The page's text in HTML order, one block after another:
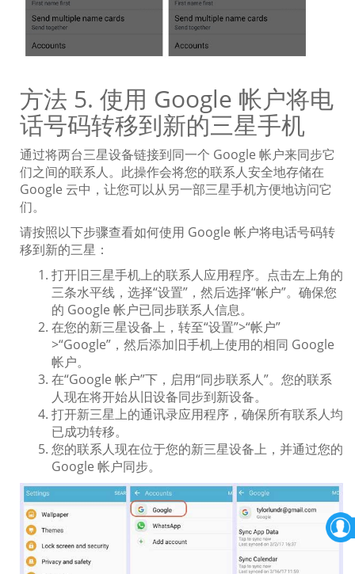
方法 5. 使用 Google 帐户将电
话号码转移到新的三星手机
通过将两台三星设备链接到同一个 Google 帐户来同步它
们之间的联系人。此操作会将您的联系人安全地存储在
Google 云中，让您可以从另一部三星手机方便地访问它
们。
请按照以下步骤查看如何使用 Google 帐户将电话号码转
移到新的三星：
打开旧三星手机上的联系人应用程序。点击左上角的
三条水平线，选择“设置”，然后选择“帐户”。确保您
的 Google 帐户已同步联系人信息。
在您的新三星设备上，转至“设置”>“帐户”
>“Google”，然后添加旧手机上使用的相同 Google
帐户。
在“Google 帐户”下，启用“同步联系人”。您的联系
人现在将开始从旧设备同步到新设备。
打开新三星上的通讯录应用程序，确保所有联系人均
已成功转移。
您的联系人现在位于您的新三星设备上，并通过您的
Google 帐户同步。